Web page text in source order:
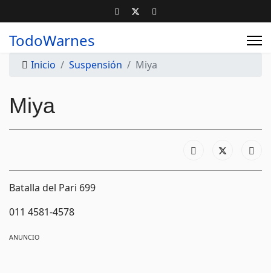
TodoWarnes
Inicio Suspensión Miya
Miya
Batalla del Pari 699
011 4581-4578
ANUNCIO